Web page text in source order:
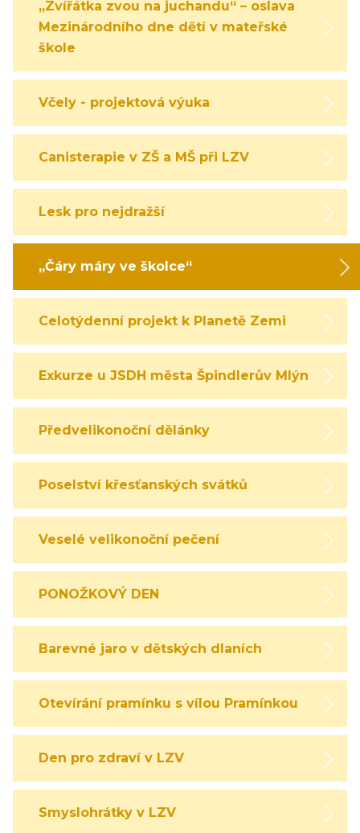
„Zvířátka zvou na juchandu“ – oslava
Mezinárodního dne dětí v mateřské
škole
Včely - projektová výuka
Canisterapie v ZŠ a MŠ při LZV
Lesk pro nejdražší
„Čáry máry ve školce“
Celotýdenní projekt k Planetě Zemi
Exkurze u JSDH města Špindlerův Mlýn
Předvelikonoční dělánky
Poselství křesťanských svátků
Veselé velikonoční pečení
PONOŽKOVÝ DEN
Barevné jaro v dětských dlaních
Otevírání pramínku s vílou Pramínkou
Den pro zdraví v LZV
Smyslohrátky v LZV